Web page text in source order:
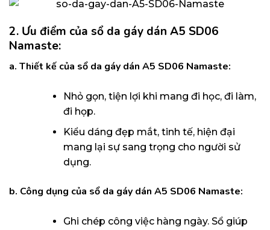
2. Ưu điểm của sổ da gáy dán A5 SD06
Namaste:
a. Thiết kế của sổ da gáy dán A5 SD06 Namaste:
Nhỏ gọn, tiện lợi khi mang đi học, đi làm,
đi họp.
Kiểu dáng đẹp mắt, tinh tế, hiện đại
mang lại sự sang trọng cho người sử
dụng.
b. Công dụng của sổ da gáy dán A5 SD06 Namaste:
Ghi chép công việc hàng ngày. Sổ giúp